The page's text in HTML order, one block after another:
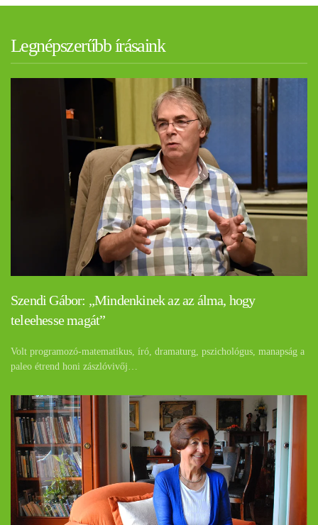
Legnépszerűbb írásaink
Szendi Gábor: „Mindenkinek az az álma, hogy
teleehesse magát”
Volt programozó-matematikus, író, dramaturg, pszichológus, manapság a
paleo étrend honi zászlóvivőj…